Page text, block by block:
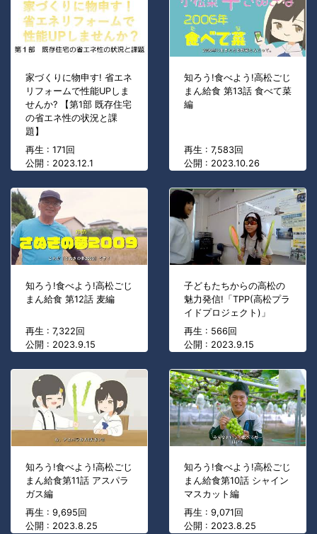
家づくりに物申す! 省エネ
リフォームで性能UPしま
せんか? 【第1部 既存住宅
の省エネ性の状況と課
題】
再生 : 171回
公開 : 2023.12.1
知ろう!食べよう!高松ごじ
まん給食 第13話 食べて菜
編
再生 : 7,583回
公開 : 2023.10.26
知ろう!食べよう!高松ごじ
まん給食 第12話 麦編
再生 : 7,322回
公開 : 2023.9.15
子どもたちからの高松の
魅力発信!「TPP(高松プラ
イドプロジェクト)」
再生 : 566回
公開 : 2023.9.15
知ろう!食べよう!高松ごじ
まん給食第11話 アスパラ
ガス編
再生 : 9,695回
公開 : 2023.8.25
知ろう!食べよう!高松ごじ
まん給食第10話 シャイン
マスカット編
再生 : 9,071回
公開 : 2023.8.25